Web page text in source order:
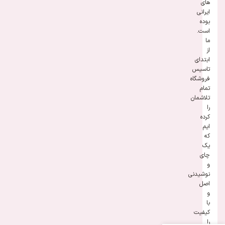
های
ایرانی
بوده
است.
ما
از
ابتدای
تاسیس
فروشگاه
تمام
تلاشمان
را
کرده
ایم
که
یک
چای
و
نوشیدنی
اصل
و
با
کیفیت
را